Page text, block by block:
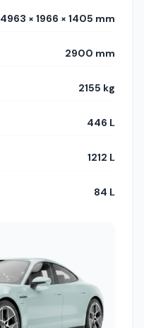
4963 × 1966 × 1405 mm
2900 mm
2155 kg
446 L
1212 L
84 L